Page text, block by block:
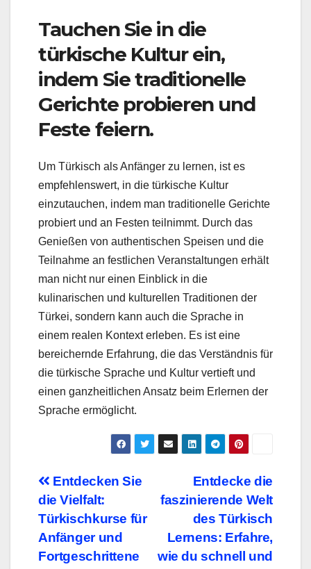
Tauchen Sie in die
türkische Kultur ein,
indem Sie traditionelle
Gerichte probieren und
Feste feiern.
Um Türkisch als Anfänger zu lernen, ist es
empfehlenswert, in die türkische Kultur
einzutauchen, indem man traditionelle Gerichte
probiert und an Festen teilnimmt. Durch das
Genießen von authentischen Speisen und die
Teilnahme an festlichen Veranstaltungen erhält
man nicht nur einen Einblick in die
kulinarischen und kulturellen Traditionen der
Türkei, sondern kann auch die Sprache in
einem realen Kontext erleben. Es ist eine
bereichernde Erfahrung, die das Verständnis für
die türkische Sprache und Kultur vertieft und
einen ganzheitlichen Ansatz beim Erlernen der
Sprache ermöglicht.
Beitragsnavigation
Entdecke die
faszinierende Welt
des Türkisch
Lernens: Erfahre,
wie du schnell und
Entdecken Sie
die Vielfalt:
Türkischkurse für
Anfänger und
Fortgeschrittene